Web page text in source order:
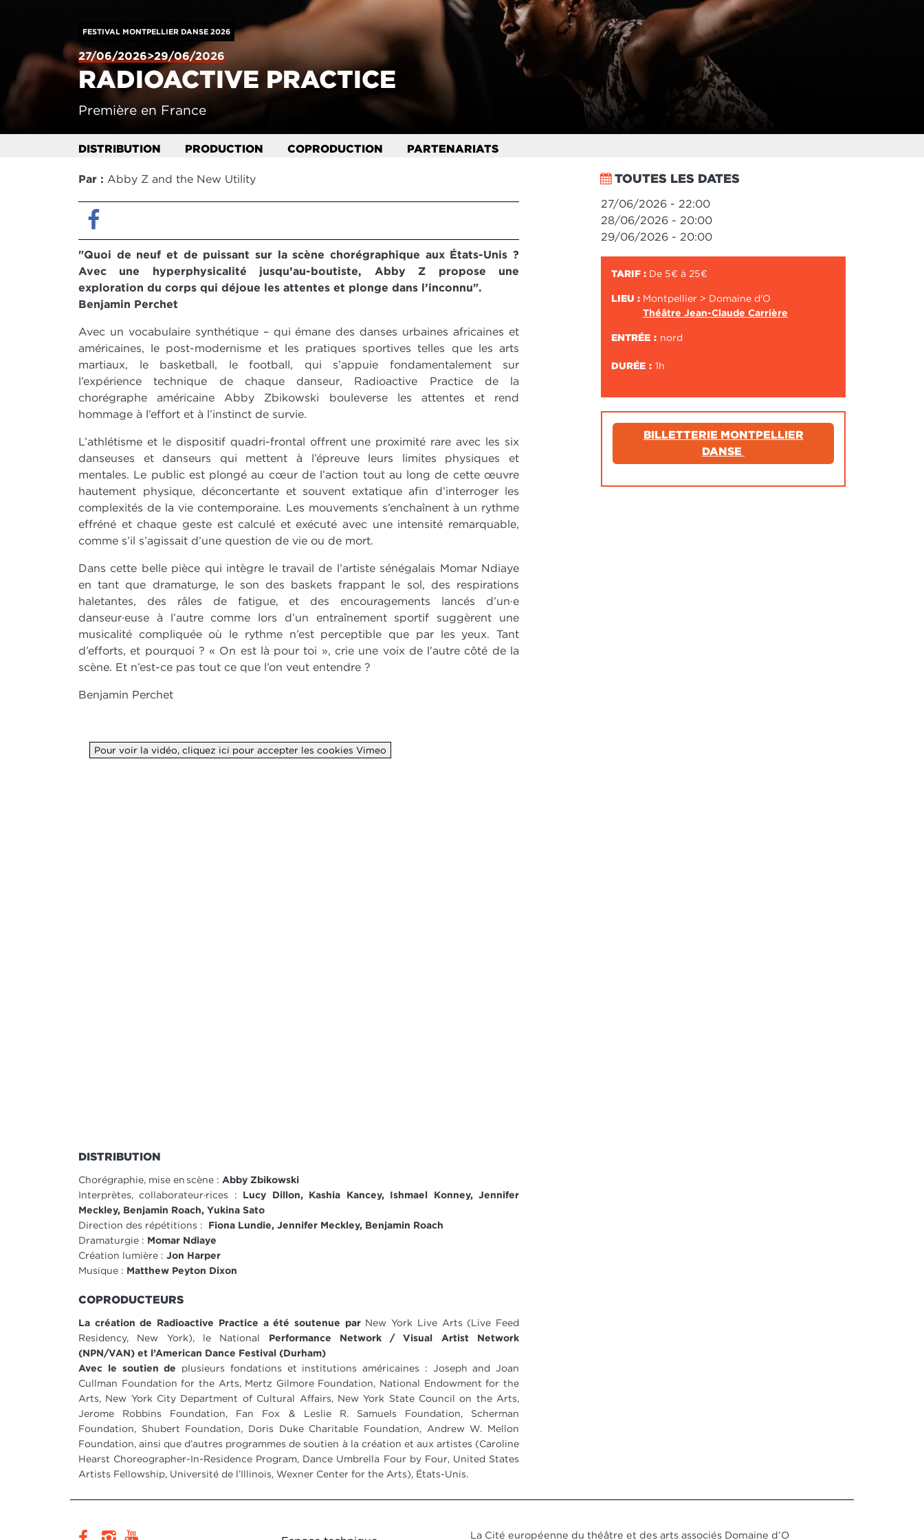
FESTIVAL MONTPELLIER DANSE 2026
27/06/2026>29/06/2026
RADIOACTIVE PRACTICE
Première en France
DISTRIBUTION PRODUCTION COPRODUCTION PARTENARIATS
TOUTES LES DATES
27/06/2026 - 22:00
28/06/2026 - 20:00
29/06/2026 - 20:00
TARIF : De 5€ à 25€
LIEU : Montpellier > Domaine d'O
Théâtre Jean-Claude Carrière
ENTRÉE nord
DURÉE 1h
BILLETTERIE MONTPELLIER
DANSE
Par : Abby Z and the New Utility
"Quoi de neuf et de puissant sur la scène chorégraphique aux États-Unis ?
Avec une hyperphysicalité jusqu’au-boutiste, Abby Z propose une
exploration du corps qui déjoue les attentes et plonge dans l’inconnu".
Benjamin Perchet
Avec un vocabulaire synthétique – qui émane des danses urbaines africaines et
américaines, le post-modernisme et les pratiques sportives telles que les arts
martiaux, le basketball, le football, qui s’appuie fondamentalement sur
l’expérience technique de chaque danseur, Radioactive Practice de la
chorégraphe américaine Abby Zbikowski bouleverse les attentes et rend
hommage à l’effort et à l’instinct de survie.
L’athlétisme et le dispositif quadri-frontal offrent une proximité rare avec les six
danseuses et danseurs qui mettent à l’épreuve leurs limites physiques et
mentales. Le public est plongé au cœur de l’action tout au long de cette œuvre
hautement physique, déconcertante et souvent extatique afin d’interroger les
complexités de la vie contemporaine. Les mouvements s’enchaînent à un rythme
effréné et chaque geste est calculé et exécuté avec une intensité remarquable,
comme s’il s’agissait d’une question de vie ou de mort.
Dans cette belle pièce qui intègre le travail de l’artiste sénégalais Momar Ndiaye
en tant que dramaturge, le son des baskets frappant le sol, des respirations
haletantes, des râles de fatigue, et des encouragements lancés d’un·e
danseur·euse à l’autre comme lors d’un entraînement sportif suggèrent une
musicalité compliquée où le rythme n’est perceptible que par les yeux. Tant
d’efforts, et pourquoi ? « On est là pour toi », crie une voix de l’autre côté de la
scène. Et n’est-ce pas tout ce que l’on veut entendre ?
Benjamin Perchet
Pour voir la vidéo, cliquez ici pour accepter les cookies Vimeo
DISTRIBUTION
Chorégraphie, mise en scène : Abby Zbikowski
Interprètes, collaborateur·rices : Lucy Dillon, Kashia Kancey, Ishmael Konney, Jennifer
Meckley, Benjamin Roach, Yukina Sato
Direction des répétitions : Fiona Lundie, Jennifer Meckley, Benjamin Roach
Dramaturgie : Momar Ndiaye
Création lumière : Jon Harper
Musique : Matthew Peyton Dixon
COPRODUCTEURS
La création de Radioactive Practice a été soutenue parNew York Live Arts (Live Feed
Residency, New York), le National Performance Network / Visual Artist Network
(NPN/VAN) et l’American Dance Festival (Durham)
Avec le soutien de plusieurs fondations et institutions américaines : Joseph and Joan
Cullman Foundation for the Arts, Mertz Gilmore Foundation, National Endowment for the
Arts, New York City Department of Cultural Affairs, New York State Council on the Arts,
Jerome Robbins Foundation, Fan Fox & Leslie R. Samuels Foundation, Scherman
Foundation, Shubert Foundation, Doris Duke Charitable Foundation, Andrew W. Mellon
Foundation, ainsi que d’autres programmes de soutien à la création et aux artistes (Caroline
Hearst Choreographer-In-Residence Program, Dance Umbrella Four by Four, United States
Artists Fellowship, Université de l’Illinois, Wexner Center for the Arts), États-Unis.
facebookinstagram La Cité européenne du théâtre et des arts associés Domaine d’O